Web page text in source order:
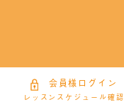
会員様ログイン
レッスンスケジュール確認